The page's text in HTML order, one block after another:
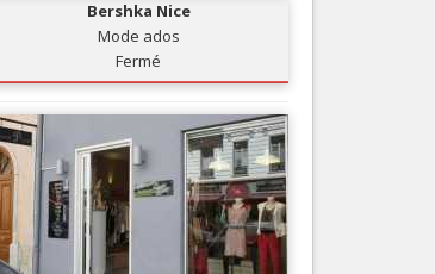
Plages, sports, ...
Tourisme, ...
Nice Aéroport
Bershka Nice
Mode ados
Fermé